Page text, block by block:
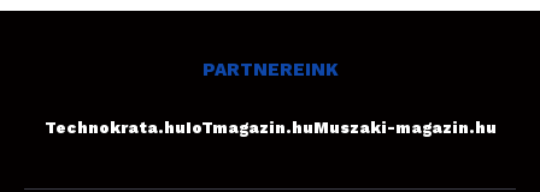
PARTNEREINK
Technokrata.huIoTmagazin.huMuszaki-magazin.hu